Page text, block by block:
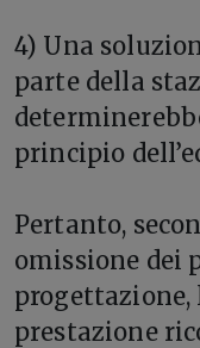
4) Una
parte della
principio
Pertanto,
omissione dei
progettazione,
prestazione